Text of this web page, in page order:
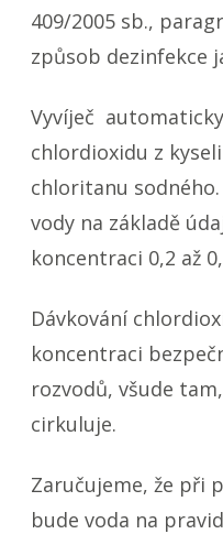
409/2005 sb.,
způsob dezinfekce
Vyvíječ
chlordioxidu z
chloritanu
vody na základě
koncentraci 0,2 až
Dávkování
koncentraci
rozvodů, všude
cirkuluje.
Zaručujeme, že při
bude voda na